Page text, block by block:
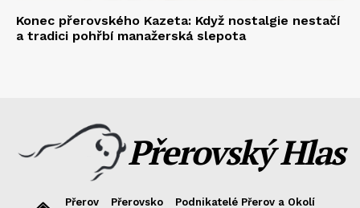
Konec přerovského Kazeta: Když nostalgie nestačí
a tradici pohřbí manažerská slepota
Přerovský Hlas
Přerov Přerovsko Podnikatelé Přerov a Okolí